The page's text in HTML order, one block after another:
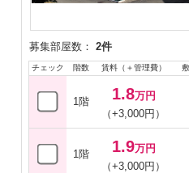
募集部屋数： 2件
チェック 階数 賃料（＋管理費）
1階 1.8万円
（+3,000円）
1階 1.9万円
（+3,000円）